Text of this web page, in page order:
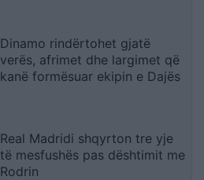
Dinamo rindërtohet gjatë
verës, afrimet dhe largimet që
kanë formësuar ekipin e Dajës
Real Madridi shqyrton tre yje
të mesfushës pas dështimit me
Rodrin